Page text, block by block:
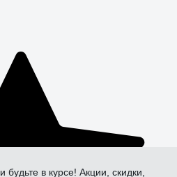
и будьте в курсе! Акции, скидки,